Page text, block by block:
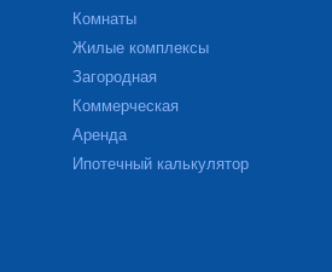
Комнаты
Жилые комплексы
Загородная
Коммерческая
Аренда
Ипотечный калькулятор